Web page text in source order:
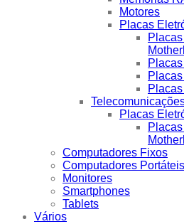
Motores
Placas
Placas
Computadores Fixos
Computadores Portáteis
Monitores
Smartphones
Tablets
Vários